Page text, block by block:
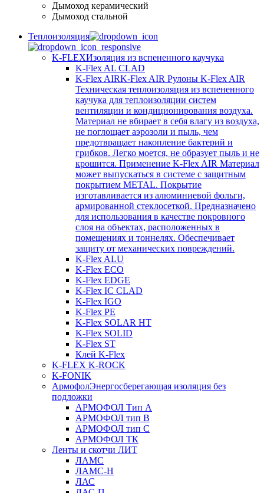
Дымоход керамический
Дымоход стальной
Теплоизоляция
K-FLEXИзоляция из вспененного каучука
K-Flex AL CLAD
K-Flex AIRK-Flex AIR Рулоны K-Flex AIR
Техническая теплоизоляция из вспененного
каучука для теплоизоляции систем
вентиляции и кондиционирования воздуха.
Материал не вбирает в себя влагу из воздуха,
не поглощает аэрозоли и пыль, чем
предотвращает накопление бактерий и
грибков. Легко моется, не образует пыль и не
крошится. Применение K-Flex AIR Материал
может выпускаться в системе c защитным
покрытием METAL. Покрытие
изготавливается из алюминиевой фольги,
армированной стеклосеткой. Предназначено
для использования в качестве покровного
слоя на объектах, расположенных в
помещениях и тоннелях. Обеспечивает
защиту от механических повреждений.
K-Flex ALU
K-Flex ECO
K-Flex EDGE
K-Flex IC CLAD
K-Flex IGO
K-Flex PE
K-Flex SOLAR HT
K-Flex SOLID
K-Flex ST
Клей K-Flex
K-FLEX K-ROCK
K-FONIK
АрмофолЭнергосберегающая изоляция без
подложки
АРМОФОЛ Тип А
АРМОФОЛ тип В
АРМОФОЛ тип C
АРМОФОЛ ТК
Ленты и скотчи ЛИТ
ЛАМС
ЛАМС-Н
ЛАС